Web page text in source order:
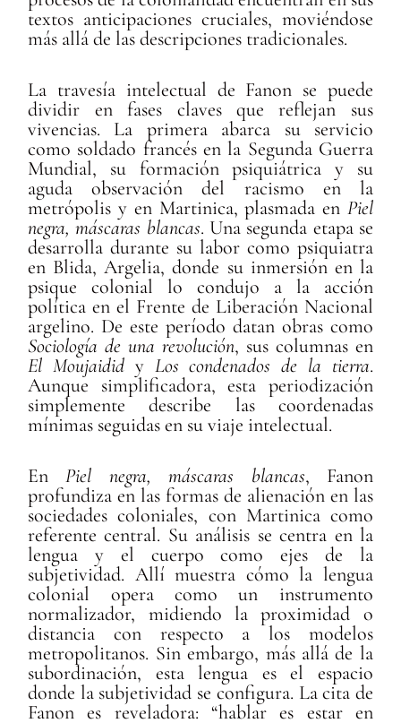
textos anticipaciones cruciales, moviéndose
más allá de las descripciones tradicionales.
La travesía intelectual de Fanon se puede
dividir en fases claves que reflejan sus
vivencias. La primera abarca su servicio
como soldado francés en la Segunda Guerra
Mundial, su formación psiquiátrica y su
aguda observación del racismo en la
metrópolis y en Martinica, plasmada en Piel
negra, máscaras blancas. Una segunda etapa se
desarrolla durante su labor como psiquiatra
en Blida, Argelia, donde su inmersión en la
psique colonial lo condujo a la acción
política en el Frente de Liberación Nacional
argelino. De este período datan obras como
Sociología de una revolución, sus columnas en
El Moujaididy Los condenados de la tierra.
Aunque simplificadora, esta periodización
simplemente describe las coordenadas
mínimas seguidas en su viaje intelectual.
EnPiel negra, máscaras blancas, Fanon
profundiza en las formas de alienación en las
sociedades coloniales, con Martinica como
referente central. Su análisis se centra en la
lengua y el cuerpo como ejes de la
subjetividad. Allí muestra cómo la lengua
colonial opera como un instrumento
normalizador, midiendo la proximidad o
distancia con respecto a los modelos
metropolitanos. Sin embargo, más allá de la
subordinación, esta lengua es el espacio
donde la subjetividad se configura. La cita de
Fanon es reveladora: “hablar es estar en